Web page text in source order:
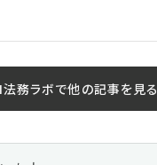
務ラボで他の記事を見る